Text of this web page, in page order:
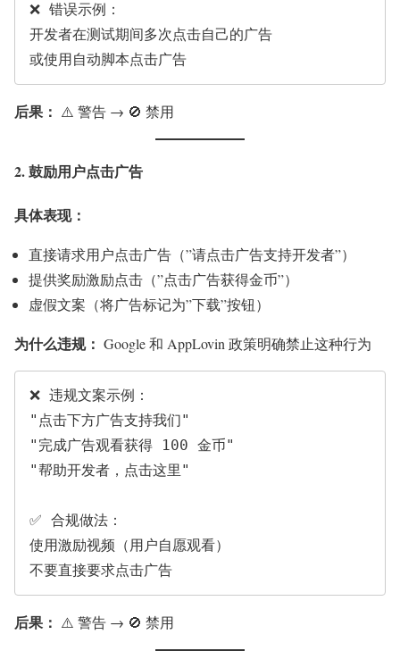
❌ 错误示例：
开发者在测试期间多次点击自己的广告
后果： ⚠️ 警告 → 🚫 禁用
2. 鼓励用户点击广告
具体表现：
直接请求用户点击广告（”请点击广告支持开发者”）
提供奖励激励点击（”点击广告获得金币”）
虚假文案（将广告标记为”下载”按钮）
为什么违规： Google 和 AppLovin 政策明确禁止这种行为
❌ 违规文案示例：
"点击下方广告支持我们"
"完成广告观看获得 100 金币"
"帮助开发者，点击这里"
✅ 合规做法：
使用激励视频（用户自愿观看）
后果： ⚠️ 警告 → 🚫 禁用